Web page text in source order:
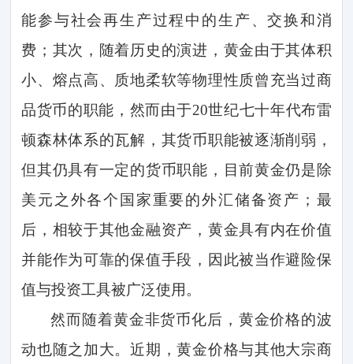
能参与社会再生产过程中的生产、交换和消
费；其次，随着历史的演进，黄金由于其体积
小、熔点高、质地柔软等物理性质曾充当过商
品货币的职能，然而由于20世纪七十年代布雷
顿森林体系的瓦解，其货币职能被逐渐削弱，
但其仍具有一定的货币职能，目前黄金仍是除
美元之外各个国家重要的外汇储备资产；最
后，相较于其他金融资产，黄金具有内在价值
并能作为可靠的保值手段，因此被当作避险保
值与投资工具被广泛使用。
然而随着黄金非货币化后，黄金价格的波
动也随之加大。近期，黄金价格与其他大宗商